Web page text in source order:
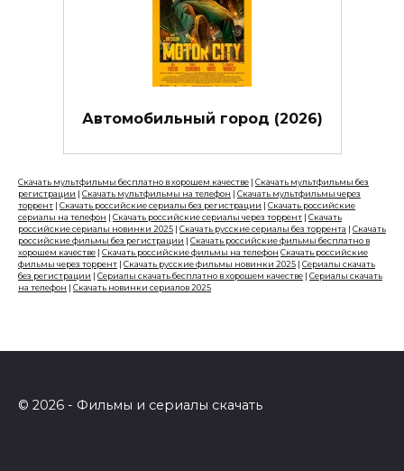
Автомобильный город (2026)
Скачать мультфильмы бесплатно в хорошем качестве | Скачать мультфильмы без
регистрации | Скачать мультфильмы на телефон | Скачать мультфильмы через
торрент | Скачать российские сериалы без регистрации | Скачать российские
сериалы на телефон | Скачать российские сериалы через торрент | Скачать
российские сериалы новинки 2025 | Скачать русские сериалы без торрента | Скачать
российские фильмы без регистрации | Скачать российские фильмы бесплатно в
хорошем качестве | Скачать российские фильмы на телефон Скачать российские
фильмы через торрент | Скачать русские фильмы новинки 2025 | Сериалы скачать
без регистрации | Сериалы скачать бесплатно в хорошем качестве | Сериалы скачать
на телефон | Скачать новинки сериалов 2025
© 2026 - Фильмы и сериалы скачать